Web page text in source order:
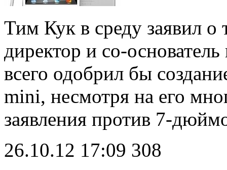
Тим Кук в среду заявил
директор и со-
всего одобрил бы
mini, несмотря на его
заявления против 7-
26.10.12 17:09 308